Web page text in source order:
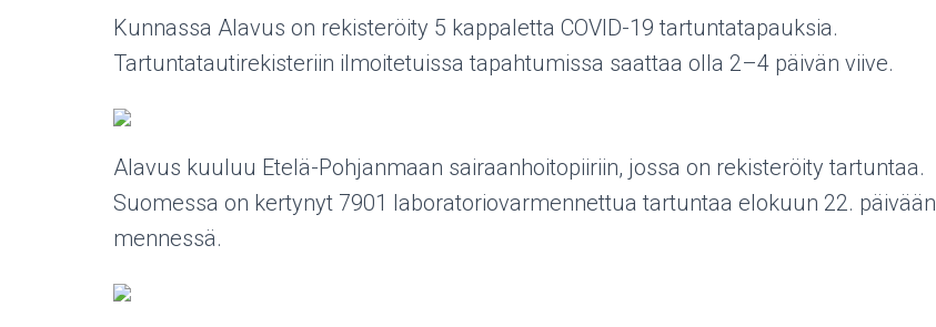
Kunnassa Alavus on rekisteröity 5 kappaletta COVID-19 tartuntatapauksia.
Tartuntatautirekisteriin ilmoitetuissa tapahtumissa saattaa olla 2–4 päivän viive.
Alavus kuuluu Etelä-Pohjanmaan sairaanhoitopiiriin, jossa on rekisteröity tartuntaa.
Suomessa on kertynyt 7901 laboratoriovarmennettua tartuntaa elokuun 22. päivään
mennessä.